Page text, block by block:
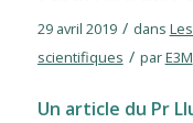
29 avril 2019 / dans
scientifiques / parE3M
Un article du Pr